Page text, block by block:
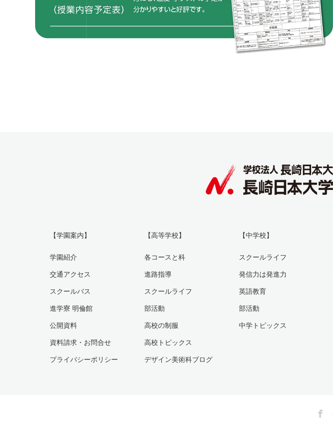
【学園案内】
学園紹介
交通アクセス
スクールバス
進学寮 明倫館
公開資料
資料請求・お問合せ
プライバシーポリシー
【高等学校】
各コースと科
進路指導
スクールライフ
部活動
高校の制服
高校トピックス
デザイン美術科ブログ
【中学校】
スクールライフ
発信力は発進力
英語教育
部活動
中学トピックス